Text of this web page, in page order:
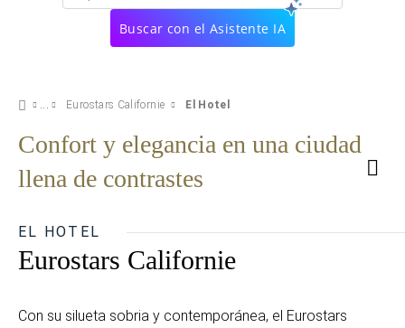
Buscar con el Asistente IA
Eurostars Californie El Hotel
Confort y elegancia en una ciudad
llena de contrastes
EL HOTEL
Eurostars Californie
Con su silueta sobria y contemporánea, el Eurostars